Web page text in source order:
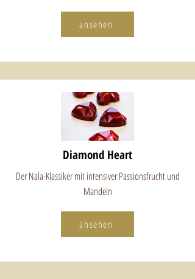
ansehen
Diamond Heart
Der Nala-Klassiker mit intensiver Passionsfrucht und
Mandeln
ansehen